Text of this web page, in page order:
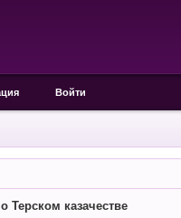
Войти
Терском казачестве